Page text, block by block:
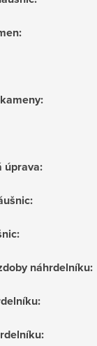
:
:
úprava:
:
:
náhrdelníku:
:
: